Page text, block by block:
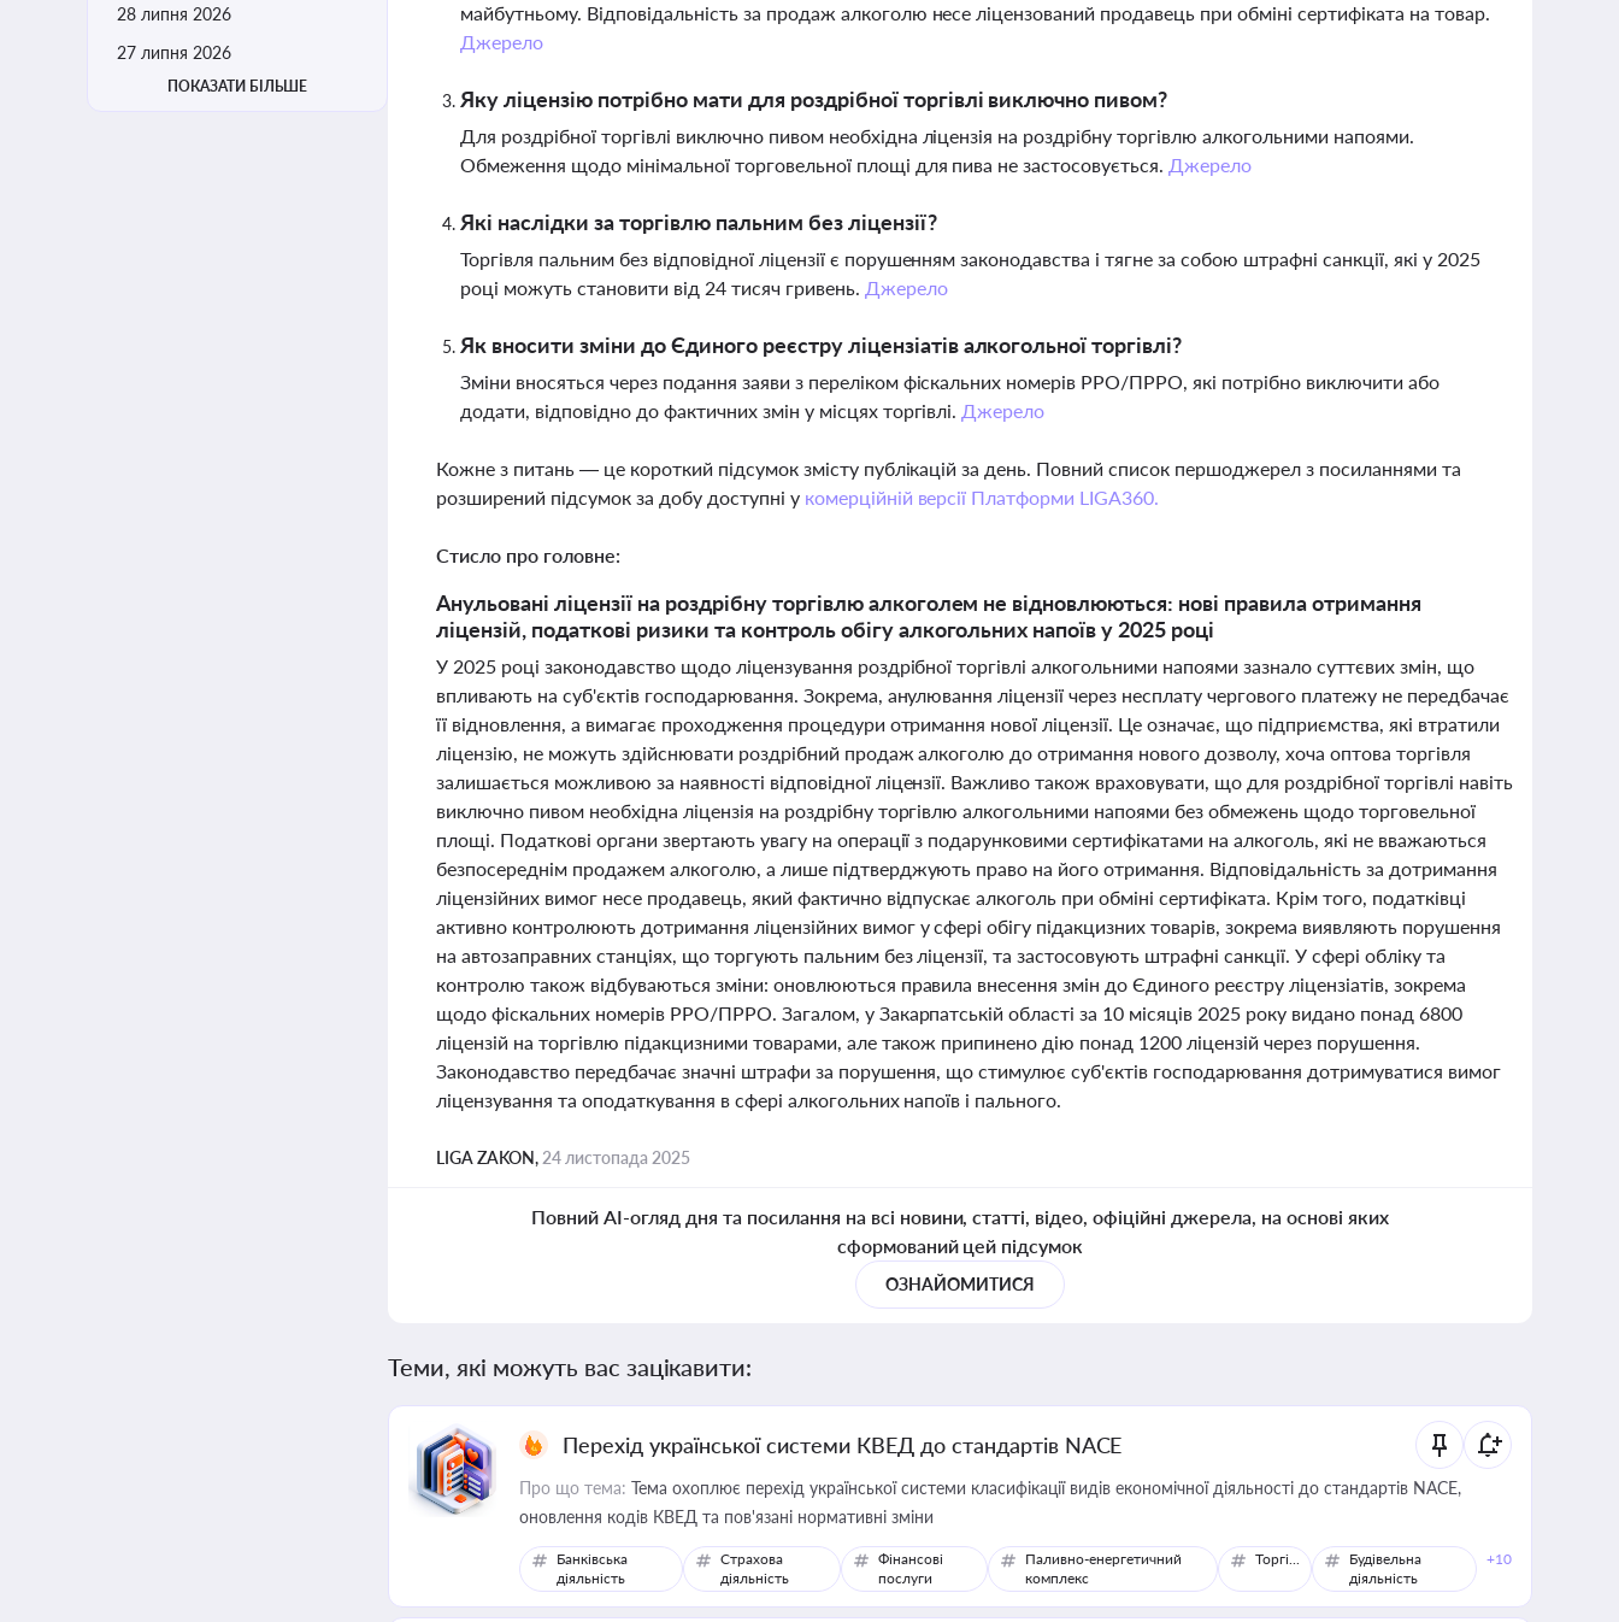
28 липня 2026
27 липня 2026
ПОКАЗАТИ БІЛЬШЕ
майбутньому. Відповідальність за продаж алкоголю несе ліцензований продавець при обміні сертифіката на товар.
Джерело
Яку ліцензію потрібно мати для роздрібної торгівлі виключно пивом?
Для роздрібної торгівлі виключно пивом необхідна ліцензія на роздрібну торгівлю алкогольними напоями.
Обмеження щодо мінімальної торговельної площі для пива не застосовується. Джерело
Які наслідки за торгівлю пальним без ліцензії?
Торгівля пальним без відповідної ліцензії є порушенням законодавства і тягне за собою штрафні санкції, які у 2025
році можуть становити від 24 тисяч гривень. Джерело
Як вносити зміни до Єдиного реєстру ліцензіатів алкогольної торгівлі?
Зміни вносяться через подання заяви з переліком фіскальних номерів РРО/ПРРО, які потрібно виключити або
додати, відповідно до фактичних змін у місцях торгівлі. Джерело
Кожне з питань — це короткий підсумок змісту публікацій за день. Повний список першоджерел з посиланнями та
розширений підсумок за добу доступні у комерційній версії Платформи LIGA360.
Стисло про головне:
Анульовані ліцензії на роздрібну торгівлю алкоголем не відновлюються: нові правила отримання
ліцензій, податкові ризики та контроль обігу алкогольних напоїв у 2025 році
У 2025 році законодавство щодо ліцензування роздрібної торгівлі алкогольними напоями зазнало суттєвих змін, що
впливають на суб'єктів господарювання. Зокрема, анулювання ліцензії через несплату чергового платежу не передбачає
її відновлення, а вимагає проходження процедури отримання нової ліцензії. Це означає, що підприємства, які втратили
ліцензію, не можуть здійснювати роздрібний продаж алкоголю до отримання нового дозволу, хоча оптова торгівля
залишається можливою за наявності відповідної ліцензії. Важливо також враховувати, що для роздрібної торгівлі навіть
виключно пивом необхідна ліцензія на роздрібну торгівлю алкогольними напоями без обмежень щодо торговельної
площі. Податкові органи звертають увагу на операції з подарунковими сертифікатами на алкоголь, які не вважаються
безпосереднім продажем алкоголю, а лише підтверджують право на його отримання. Відповідальність за дотримання
ліцензійних вимог несе продавець, який фактично відпускає алкоголь при обміні сертифіката. Крім того, податківці
активно контролюють дотримання ліцензійних вимог у сфері обігу підакцизних товарів, зокрема виявляють порушення
на автозаправних станціях, що торгують пальним без ліцензії, та застосовують штрафні санкції. У сфері обліку та
контролю також відбуваються зміни: оновлюються правила внесення змін до Єдиного реєстру ліцензіатів, зокрема
щодо фіскальних номерів РРО/ПРРО. Загалом, у Закарпатській області за 10 місяців 2025 року видано понад 6800
ліцензій на торгівлю підакцизними товарами, але також припинено дію понад 1200 ліцензій через порушення.
Законодавство передбачає значні штрафи за порушення, що стимулює суб'єктів господарювання дотримуватися вимог
ліцензування та оподаткування в сфері алкогольних напоїв і пального.
LIGA ZAKON, 24 листопада 2025
Повний AI-огляд дня та посилання на всі новини, статті, відео, офіційні джерела, на основі яких
сформований цей підсумок
ОЗНАЙОМИТИСЯ
Теми, які можуть вас зацікавити:
Перехід української системи КВЕД до стандартів NACE
Про що тема: Тема охоплює перехід української системи класифікації видів економічної діяльності до стандартів NACE,
оновлення кодів КВЕД та пов'язані нормативні зміни
Банківська
діяльність
Страхова
діяльність
Фінансові
послуги
Паливно-енергетичний
комплекс
Торгівля
Будівельна
діяльність
+10